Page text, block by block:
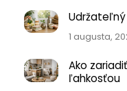
1 augusta,
Ako
ľahkosťou